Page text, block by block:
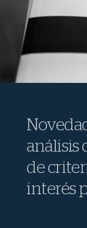
análisis
de
interés